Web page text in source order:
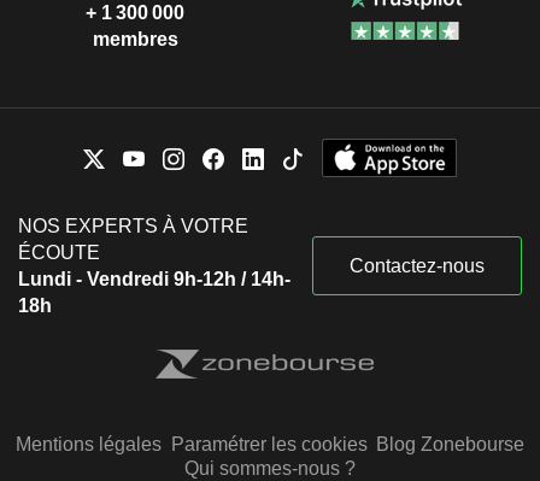
+ 1 300 000
membres
NOS EXPERTS À VOTRE
ÉCOUTE
Lundi - Vendredi 9h-12h / 14h-
18h
Contactez-nous
Mentions légales Paramétrer les cookies Blog Zonebourse
Qui sommes-nous ?